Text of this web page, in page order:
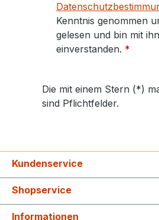
Kenntnis genommen
gelesen und bin mit
einverstanden. *
Die mit einem Stern (*)
sind Pflichtfelder.
Kundenservice
Shopservice
Informationen